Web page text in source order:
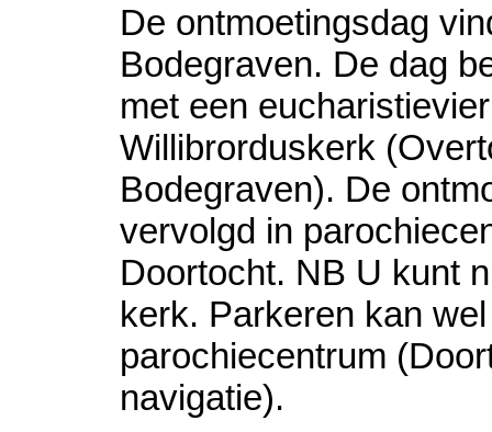
De ontmoetingsdag
Bodegraven. De dag
met een
Willibrorduskerk
Bodegraven). De
vervolgd in
Doortocht. NB U kunt
kerk. Parkeren kan
parochiecentrum
navigatie).